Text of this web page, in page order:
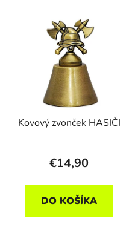
Kovový zvonček HASIČI
€14,90
DO KOŠÍKA